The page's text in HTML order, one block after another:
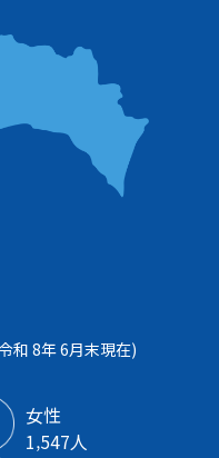
令和 8年 6月末現在)
女性
1‚547人